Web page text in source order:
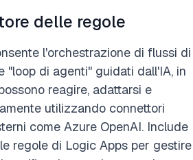
delle regole
l'orchestrazione di flussi di
"loop di agenti" guidati dall'IA, in
reagire, adattarsi e
utilizzando connettori
come Azure OpenAI. Include
regole di Logic Apps per gestire